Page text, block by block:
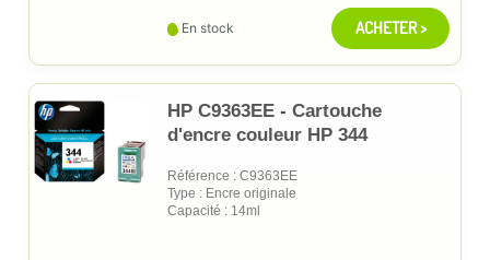
En stock ACHETER >
HP C9363EE - Cartouche
d'encre couleur HP 344
Référence : C9363EE
Type : Encre originale
Capacité : 14ml